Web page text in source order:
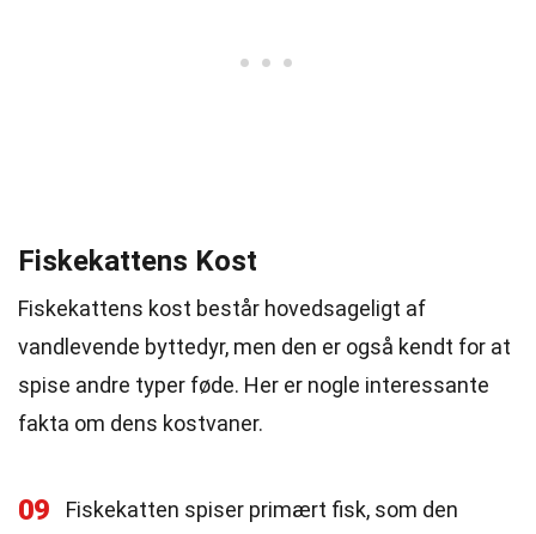
Fiskekattens Kost
Fiskekattens kost består hovedsageligt af
vandlevende byttedyr, men den er også kendt for at
spise andre typer føde. Her er nogle interessante
fakta om dens kostvaner.
09
Fiskekatten spiser primært fisk, som den